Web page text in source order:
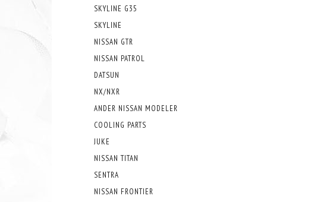
SKYLINE G35
SKYLINE
NISSAN GTR
NISSAN PATROL
DATSUN
NX/NXR
ANDER NISSAN MODELER
COOLING PARTS
JUKE
NISSAN TITAN
SENTRA
NISSAN FRONTIER